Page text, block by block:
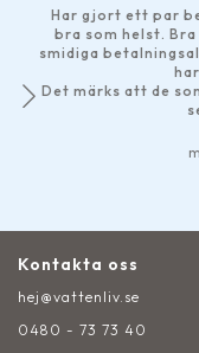
Har gjort ett par
bra som helst.
smidiga
Det märks att de
Kontakta oss
hej@vattenliv.se
0480 - 73 73 40